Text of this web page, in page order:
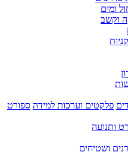
ומים
וקשב
פלקטים וערכות למידה ספורט
ותנועה
ושטיחים